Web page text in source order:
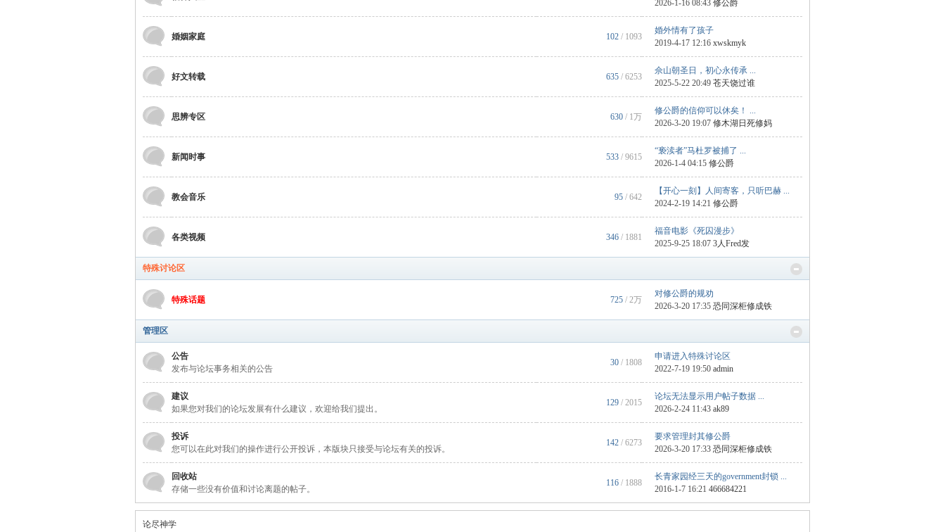
2026-1-16 08:43 修公爵
婚姻家庭 102 / 1093
婚外情有了孩子
2019-4-17 12:16 xwskmyk
好文转载 635 / 6253
佘山朝圣日，初心永传承 ...
2025-5-22 20:49 苍天饶过谁
思辨专区 630 / 1万
修公爵的信仰可以休矣！ ...
2026-3-20 19:07 修木湖日死修妈
新闻时事 533 / 9615
“亵渎者”马杜罗被捕了 ...
2026-1-4 04:15 修公爵
教会音乐 95 / 642
【开心一刻】人间寄客，只听巴赫 ...
2024-2-19 14:21 修公爵
各类视频 346 / 1881
福音电影《死囚漫步》
2025-9-25 18:07 3人Fred发
特殊讨论区
特殊话题 725 / 2万
对修公爵的规劝
2026-3-20 17:35 恐同深柜修成铁
管理区
公告
发布与论坛事务相关的公告
30 / 1808
申请进入特殊讨论区
2022-7-19 19:50 admin
建议
如果您对我们的论坛发展有什么建议，欢迎给我们提出。
129 / 2015
论坛无法显示用户帖子数据 ...
2026-2-24 11:43 ak89
投诉
您可以在此对我们的操作进行公开投诉，本版块只接受与论坛有关的投诉。
142 / 6273
要求管理封其修公爵
2026-3-20 17:33 恐同深柜修成铁
回收站
存储一些没有价值和讨论离题的帖子。
116 / 1888
长青家园经三天的government封锁 ...
2016-1-7 16:21 466684221
论尽神学